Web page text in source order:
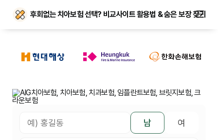
후회없는 치아보험 선택? 비교사이트 활용법 & 숨은 보장 찾기
남 여